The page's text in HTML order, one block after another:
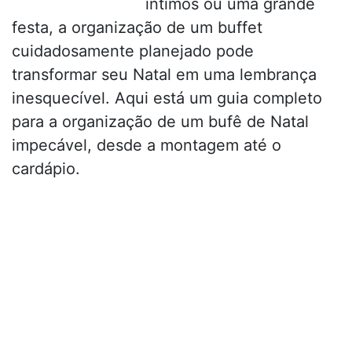
íntimos ou uma grande
festa, a organização de um buffet
cuidadosamente planejado pode
transformar seu Natal em uma lembrança
inesquecível. Aqui está um guia completo
para a organização de um bufê de Natal
impecável, desde a montagem até o
cardápio.